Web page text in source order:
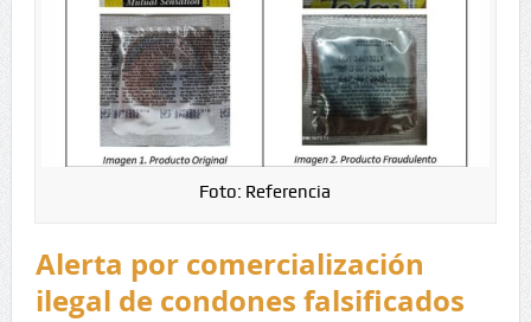
Foto: Referencia
Alerta por comercialización
ilegal de condones falsificados